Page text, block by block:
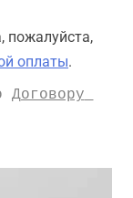
пожалуйста,
оплаты.
Договору